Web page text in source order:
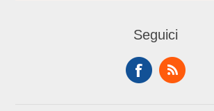
Seguici